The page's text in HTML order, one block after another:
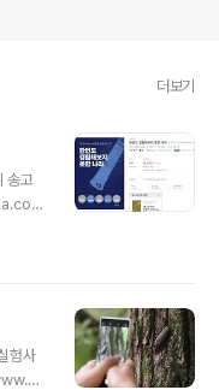
더보기
송고
'는
이
으로
이
험사